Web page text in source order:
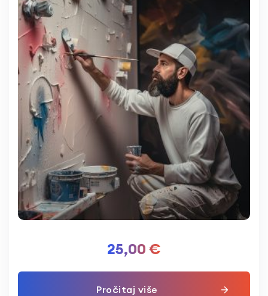
25,00 €
Pročitaj više